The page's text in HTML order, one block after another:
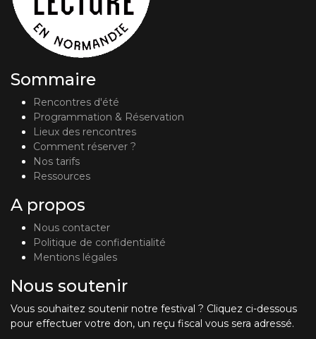
Sommaire
Rencontres d'été
Programmation & Réservation
Lieux des rencontres
Comment réserver ?
Nos tarifs
Ressources
A propos
Nous contacter
Politique de confidentialité
Mentions légales
Nous soutenir
Vous souhaitez soutenir notre festival ? Cliquez ci-dessous
pour effectuer votre don, un reçu fiscal vous sera adressé.